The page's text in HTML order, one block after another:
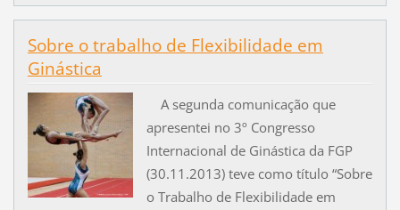
Sobre o trabalho de Flexibilidade em
Ginástica
A segunda comunicação que
apresentei no 3º Congresso
Internacional de Ginástica da FGP
(30.11.2013) teve como título “Sobre
o Trabalho de Flexibilidade em